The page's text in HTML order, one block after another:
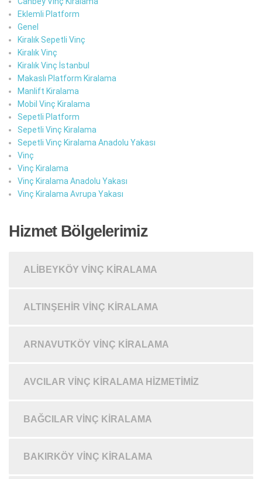
Eklemli Platform
Genel
Kiralık Sepetli Vinç
Kiralık Vinç
Kiralık Vinç İstanbul
Makaslı Platform Kiralama
Manlift Kiralama
Mobil Vinç Kiralama
Sepetli Platform
Sepetli Vinç Kiralama
Sepetli Vinç Kiralama Anadolu Yakası
Vinç
Vinç Kiralama
Vinç Kiralama Anadolu Yakası
Vinç Kiralama Avrupa Yakası
Hizmet Bölgelerimiz
ALIBEYKÖY VINÇ KIRALAMA
ALTINŞEHIR VINÇ KIRALAMA
ARNAVUTKÖY VINÇ KIRALAMA
AVCILAR VINÇ KIRALAMA HIZMETIMIZ
BAĞCILAR VINÇ KIRALAMA
BAKIRKÖY VINÇ KIRALAMA